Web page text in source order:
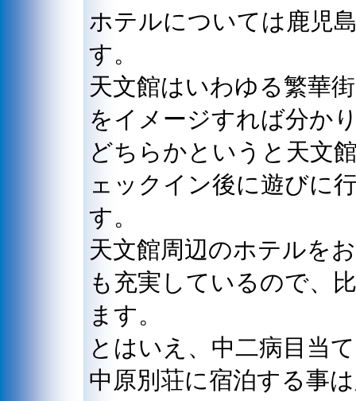
ホテルについては鹿児
す。
天文館はいわゆる繁華
をイメージすれば分か
どちらかというと天文
ェックイン後に遊びに
す。
天文館周辺のホテルを
も充実しているので、
ます。
とはいえ、中二病目当
中原別荘に宿泊する事